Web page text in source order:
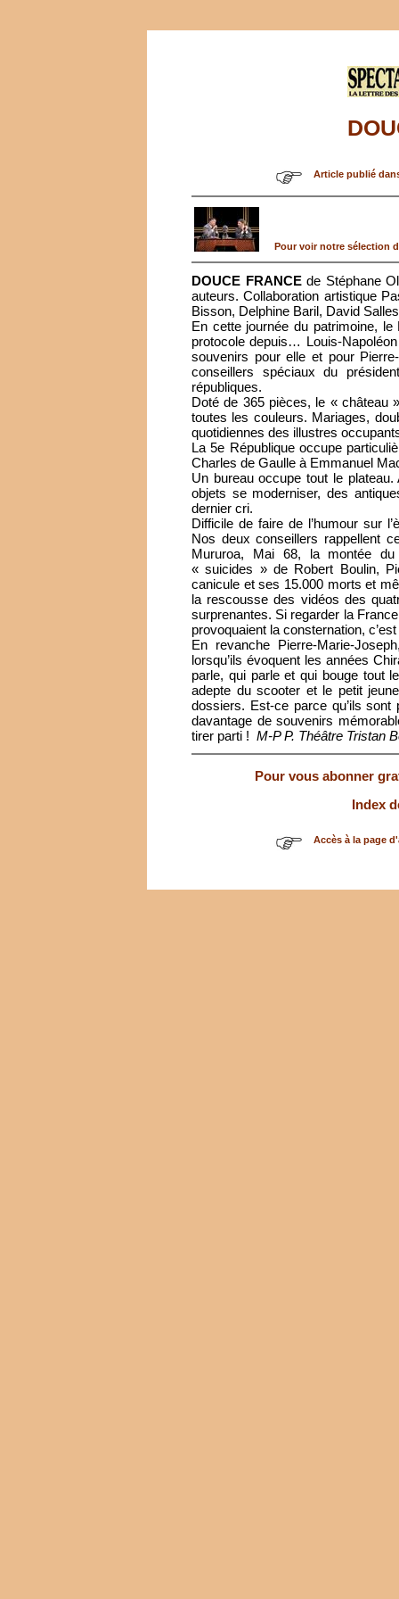
Article publié
Pour voir notre sélection
DOUCE FRANCEde Stéphane
auteurs. Collaboration artistique
Bisson, Delphine Baril, David
En cette journée du patrimoine,
protocole depuis… Louis-
souvenirs pour elle et pour
conseillers spéciaux du
républiques.
Doté de 365 pièces, le « château
toutes les couleurs. Mariages,
quotidiennes des illustres
La 5e République occupe
Charles de Gaulle à Emmanuel
Un bureau occupe tout le
objets se moderniser, des
dernier cri.
Difficile de faire de l’humour sur
Nos deux conseillers rappellent
Mururoa, Mai 68, la montée
« suicides » de Robert Boulin,
canicule et ses 15.000 morts et
la rescousse des vidéos des
surprenantes. Si regarder la
provoquaient la consternation, c’est
En revanche Pierre-Marie-
lorsqu’ils évoquent les années
parle, qui parle et qui bouge tout
adepte du scooter et le petit
dossiers. Est-ce parce qu’ils
davantage de souvenirs
tirer parti ! M-P P. Théâtre Tristan
Pour vous abonner
Index
Accès à la page